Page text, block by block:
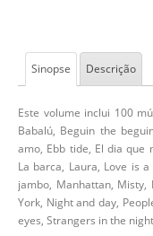
Sinopse Descrição
Este volume inclui 100
Babalú, Beguin the
amo, Ebb tide, El dia que
La barca, Laura, Love is
jambo, Manhattan, Misty,
York, Night and day,
eyes, Strangers in the